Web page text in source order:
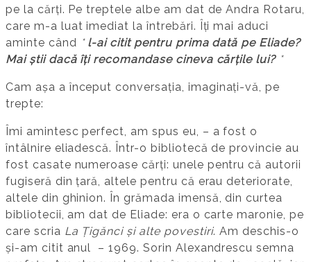
pe la cărți. Pe treptele albe am dat de Andra Rotaru,
care m-a luat imediat la întrebări. Îți mai aduci
aminte când * l-ai citit pentru prima dată pe Eliade?
Mai știi dacă îți recomandase cineva cărțile lui?*
Cam așa a început conversația, imaginați-vă, pe
trepte:
Îmi amintesc perfect, am spus eu, – a fost o
întâlnire eliadescă. Într-o bibliotecă de provincie au
fost casate numeroase cărți: unele pentru că autorii
fugiseră din țară, altele pentru că erau deteriorate,
altele din ghinion. În grămada imensă, din curtea
bibliotecii, am dat de Eliade: era o carte maronie, pe
care scria La Țigănci și alte povestiri. Am deschis-o
și-am citit anul – 1969. Sorin Alexandrescu semna